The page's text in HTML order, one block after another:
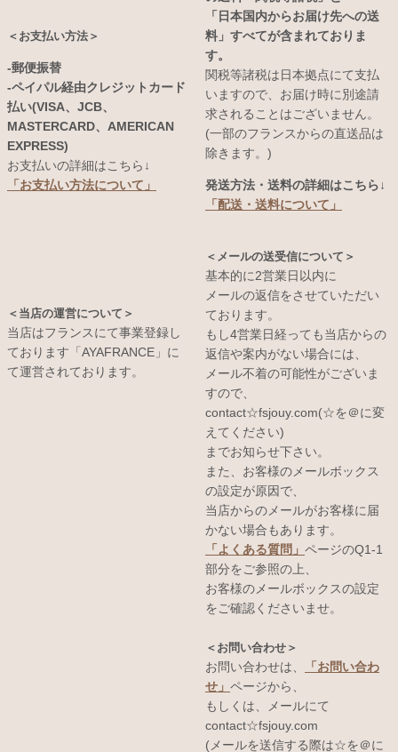
＜お支払い方法＞
-郵便振替
-ペイパル経由クレジットカード
払い(VISA、JCB、
MASTERCARD、AMERICAN
EXPRESS)
お支払いの詳細はこちら↓
「お支払い方法について」
＜当店の運営について＞
当店はフランスにて事業登録し
ております「AYAFRANCE」に
て運営されております。
「日本国内からお届け先への送
料」すべてが含まれておりま
す。
関税等諸税は日本拠点にて支払
いますので、お届け時に別途請
求されることはございません。
(一部のフランスからの直送品は
除きます。)
発送方法・送料の詳細はこちら↓
「配送・送料について」
＜メールの送受信について＞
基本的に2営業日以内に
メールの返信をさせていただい
ております。
もし4営業日経っても当店からの
返信や案内がない場合には、
メール不着の可能性がございま
すので、
contact☆fsjouy.com(☆を＠に変
えてください)
までお知らせ下さい。
また、お客様のメールボックス
の設定が原因で、
当店からのメールがお客様に届
かない場合もあります。
「よくある質問」 ページのQ1-1
部分をご参照の上、
お客様のメールボックスの設定
をご確認くださいませ。
＜お問い合わせ＞
お問い合わせは、
「お問い合わ
せ」 ページから、
もしくは、メールにて
contact☆fsjouy.com
(メールを送信する際は☆を＠に